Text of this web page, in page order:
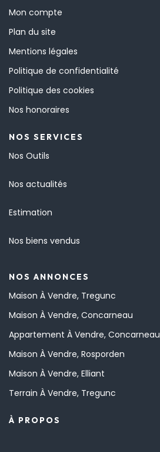
Mon compte
Plan du site
Mentions légales
Politique de confidentialité
Politique des cookies
Nos honoraires
NOS SERVICES
Nos Outils
Nos actualités
Estimation
Nos biens vendus
NOS ANNONCES
Maison À Vendre, Tregunc
Maison À Vendre, Concarneau
Appartement À Vendre, Concarneau
Maison À Vendre, Rosporden
Maison À Vendre, Elliant
Terrain À Vendre, Tregunc
À PROPOS